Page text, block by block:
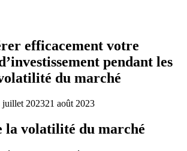
efficacement votre
pendant les
du marché
juillet 202321 août 2023
la volatilité du marché